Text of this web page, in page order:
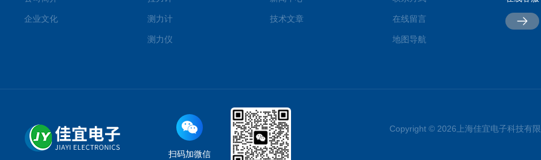
企业文化 测力计
测力仪
技术文章 在线留言
地图导航
扫码加微信
Copyright © 2026上海佳宜电子科技有